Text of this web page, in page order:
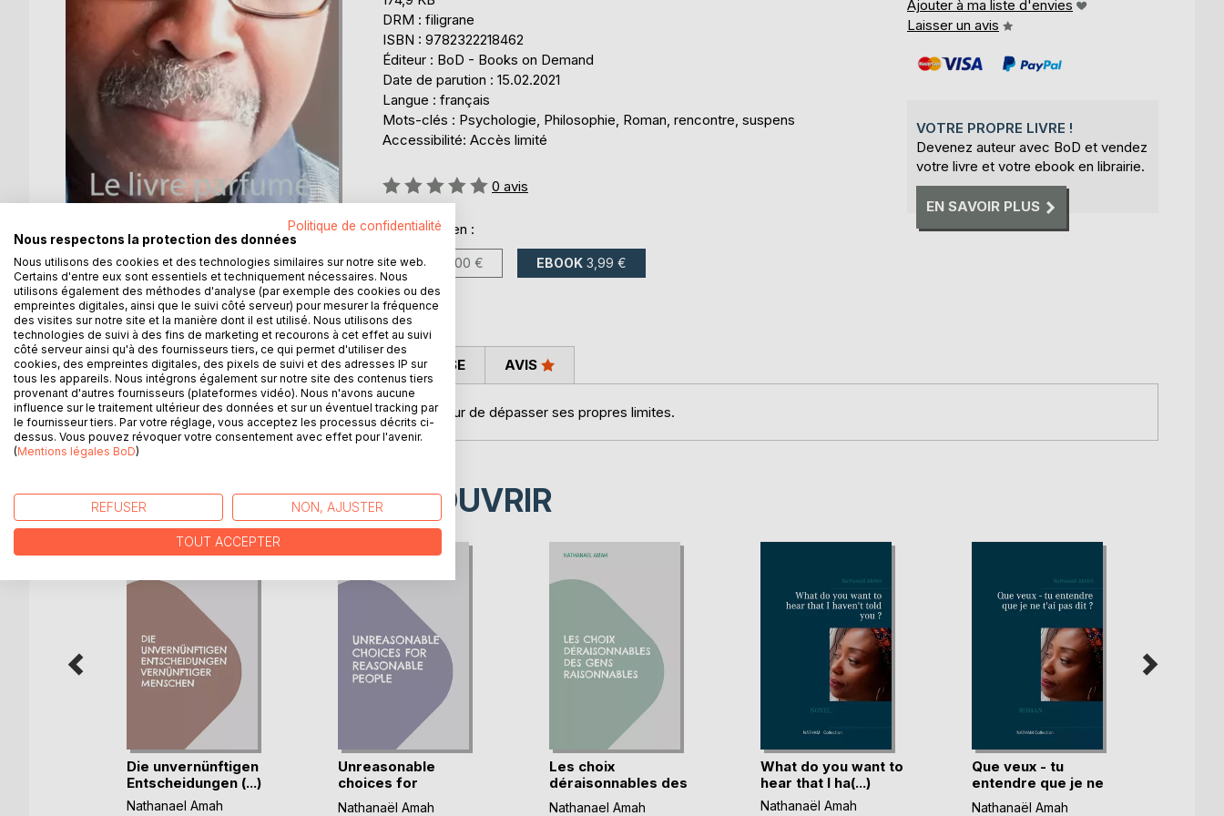
DRM : filigrane
ISBN : 9782322218462
Éditeur : BoD - Books on Demand
Date de parution : 15.02.2021
Langue : français
Mots-clés : Psychologie, Philosophie, Roman, rencontre, suspens
Accessibilité: Accès limité
Évaluation:
0%
0 avis
Disponible en :
LIVRE 8,00 € EBOOK 3,99 €
Ajouter à ma liste d'envies
Laisser un avis
VOTRE PROPRE LIVRE !
Devenez auteur avec BoD et vendez
votre livre et votre ebook en librairie.
EN SAVOIR PLUS
DESCRIPTION
Oser, c'est franchir une frontière que l'on s'interdit, de peur de dépasser ses propres limites.
AUTEUR(S) CRITIQUES PRESSE AVIS
D’AUTRES TITRES À DÉCOUVRIR
Die unvernünftigen
Entscheidungen (...)
Nathanael Amah
Unreasonable
choices for
reasonabl(...)
Nathanaël Amah
Les choix
déraisonnables des
gens (...)
Nathanael Amah
What do you want to
hear that I ha(...)
Nathanaël Amah
Que veux - tu
entendre que je ne
t(...)
Nathanaël Amah
Politique de confidentialité
Nous respectons la protection des données
Nous utilisons des cookies et des technologies similaires sur notre site web.
Certains d'entre eux sont essentiels et techniquement nécessaires. Nous
utilisons également des méthodes d'analyse (par exemple des cookies ou des
empreintes digitales, ainsi que le suivi côté serveur) pour mesurer la fréquence
des visites sur notre site et la manière dont il est utilisé. Nous utilisons des
technologies de suivi à des fins de marketing et recourons à cet effet au suivi
côté serveur ainsi qu'à des fournisseurs tiers, ce qui permet d'utiliser des
cookies, des empreintes digitales, des pixels de suivi et des adresses IP sur
tous les appareils. Nous intégrons également sur notre site des contenus tiers
provenant d'autres fournisseurs (plateformes vidéo). Nous n'avons aucune
influence sur le traitement ultérieur des données et sur un éventuel tracking par
le fournisseur tiers. Par votre réglage, vous acceptez les processus décrits ci-
dessus. Vous pouvez révoquer votre consentement avec effet pour l'avenir.
(Mentions légales BoD)
REFUSER NON, AJUSTER
TOUT ACCEPTER